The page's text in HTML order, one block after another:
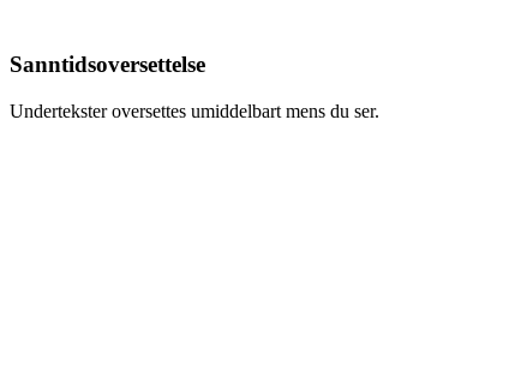
Sanntidsoversettelse
Undertekster oversettes umiddelbart mens du ser.